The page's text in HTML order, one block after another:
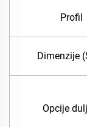
Profil
Dimenzije
Opcije